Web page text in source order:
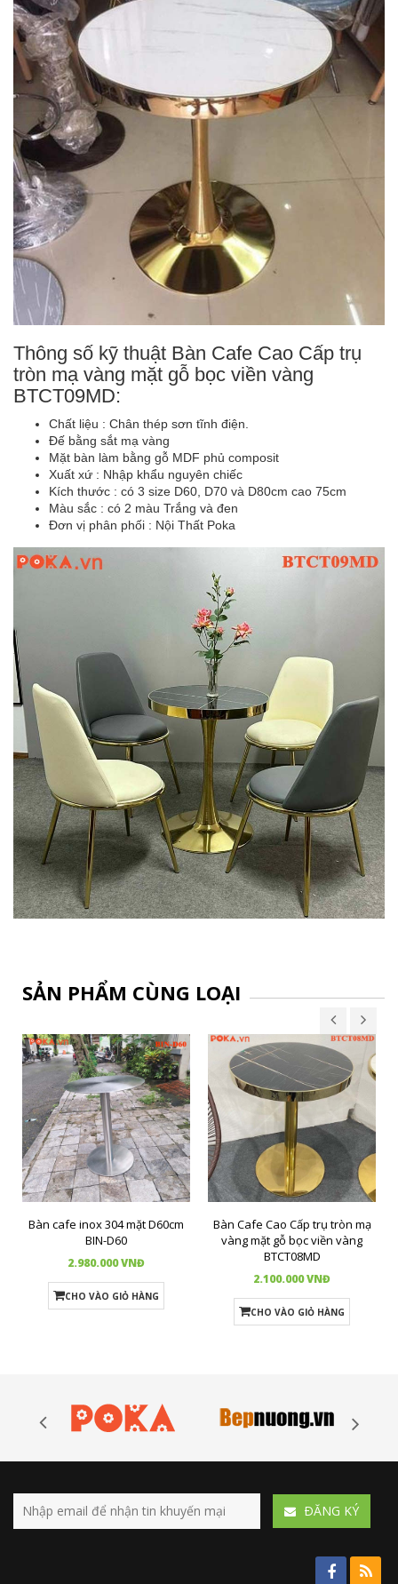
Thông số kỹ thuật Bàn Cafe Cao Cấp trụ
tròn mạ vàng mặt gỗ bọc viền vàng
BTCT09MD:
Chất liệu : Chân thép sơn tĩnh điện.
Đế bằng sắt mạ vàng
Mặt bàn làm bằng gỗ MDF phủ composit
Xuất xứ : Nhập khẩu nguyên chiếc
Kích thước : có 3 size D60, D70 và D80cm cao 75cm
Màu sắc : có 2 màu Trắng và đen
Đơn vị phân phối : Nội Thất Poka
SẢN PHẨM CÙNG LOẠI
Bàn cafe inox 304 mặt D60cm
BIN-D60
2.980.000 VNĐ
CHO VÀO GIỎ HÀNG
Bàn Cafe Cao Cấp trụ tròn mạ
vàng mặt gỗ bọc viền vàng
BTCT08MD
2.100.000 VNĐ
CHO VÀO GIỎ HÀNG
ÐĂNG KÝ